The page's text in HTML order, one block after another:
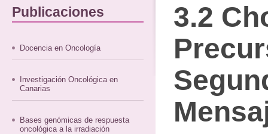
Publicaciones
Docencia en Oncología
Investigación Oncológica en
Canarias
Bases genómicas de respuesta
oncológica a la irradiación
3.2